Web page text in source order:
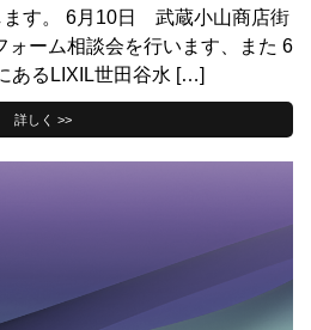
ます。 6月10日 武蔵小山商店街
ォーム相談会を行います、また 6
あるLIXIL世田谷水 […]
詳しく >>